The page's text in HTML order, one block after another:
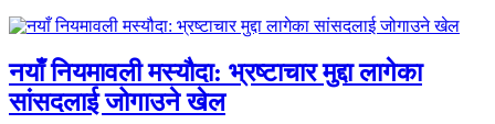
नयाँ नियमावली मस्यौदा: भ्रष्टाचार मुद्दा लागेका
सांसदलाई जोगाउने खेल